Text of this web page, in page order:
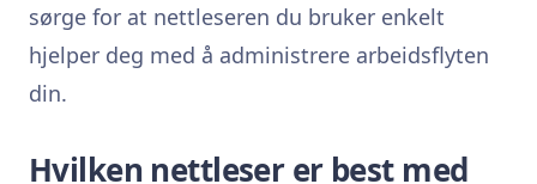
sørge for at nettleseren du bruker enkelt
hjelper deg med å administrere arbeidsflyten
din.
Hvilken nettleser er best med